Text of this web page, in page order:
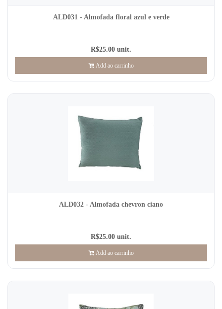
ALD031 - Almofada floral azul e verde
R$25.00 unit.
Add ao carrinho
ALD032 - Almofada chevron ciano
R$25.00 unit.
Add ao carrinho